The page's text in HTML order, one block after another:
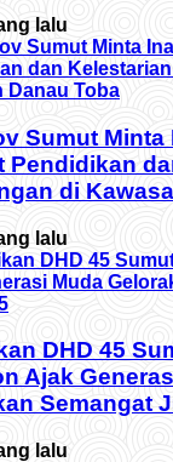
lalu
Sumut Minta
Pendidikan
di
lalu
DHD 45
Ajak
Semangat
lalu